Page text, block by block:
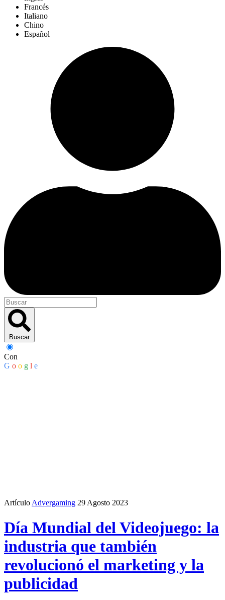
Francés
Italiano
Chino
Español
Buscar
Con
G o o g l e
Artículo Advergaming 29 Agosto 2023
Día Mundial del Videojuego: la
industria que también
revolucionó el marketing y la
publicidad